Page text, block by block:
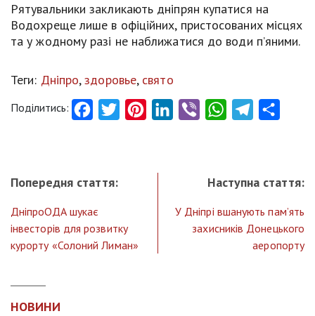
Рятувальники закликають дніпрян купатися на
Водохреще лише в офіційних, пристосованих місцях
та у жодному разі не наближатися до води п’яними.
Теги: Дніпро,здоровье, свято
Поділитись: FacebookTwitter PinterestLinkedInViber WhatsAppTelegram
Попередня стаття:
ДніпроОДА шукає
інвесторів для розвитку
курорту «Солоний Лиман»
Наступна стаття:
У Дніпрі вшанують пам’ять
захисників Донецького
аеропорту
НОВИНИ